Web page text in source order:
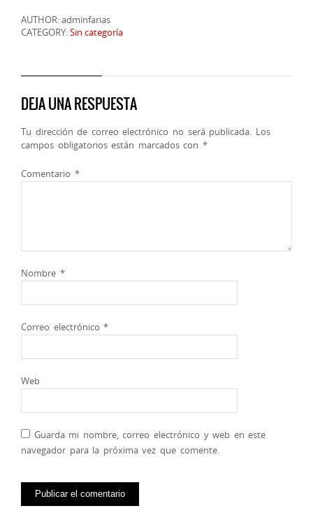
AUTHOR: adminfarias
CATEGORY:Sin categoría
DEJA UNA RESPUESTA
Tu dirección de correo electrónico no será publicada. Los
campos obligatorios están marcados con *
Comentario *
Nombre *
Correo electrónico*
Web
Guarda mi nombre, correo electrónico y web en este
navegador para la próxima vez que comente.